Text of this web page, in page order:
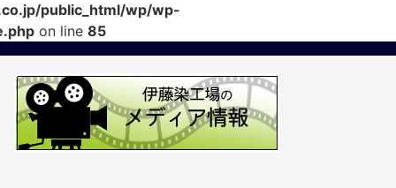
public_html/wp/wp-
on line 85